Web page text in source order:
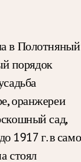
в Полотняный
порядок
оранжереи
сад,
1917 г. в
стоял